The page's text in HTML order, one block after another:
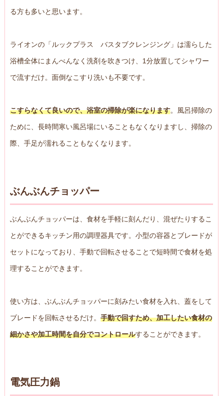
る方も多いと思います。
ライオンの「ルックプラス バスタブクレンジング」は濡らした
浴槽全体にまんべんなく洗剤を吹きつけ、1分放置してシャワー
で流すだけ。面倒なこすり洗いも不要です。
こすらなくて良いので、浴室の掃除が楽になります。風呂掃除の
ために、長時間寒い風呂場にいることもなくなりますし、掃除の
際、手足が濡れることもなくなります。
ぶんぶんチョッパー
ぶんぶんチョッパーは、食材を手軽に刻んだり、混ぜたりするこ
とができるキッチン用の調理器具です。小型の容器とブレードが
セットになっており、手動で回転させることで短時間で食材を処
理することができます。
使い方は、ぶんぶんチョッパーに刻みたい食材を入れ、蓋をして
ブレードを回転させるだけ。 手動で回すため、加工したい食材の
細かさや加工時間を自分でコントロールすることができます。
電気圧力鍋